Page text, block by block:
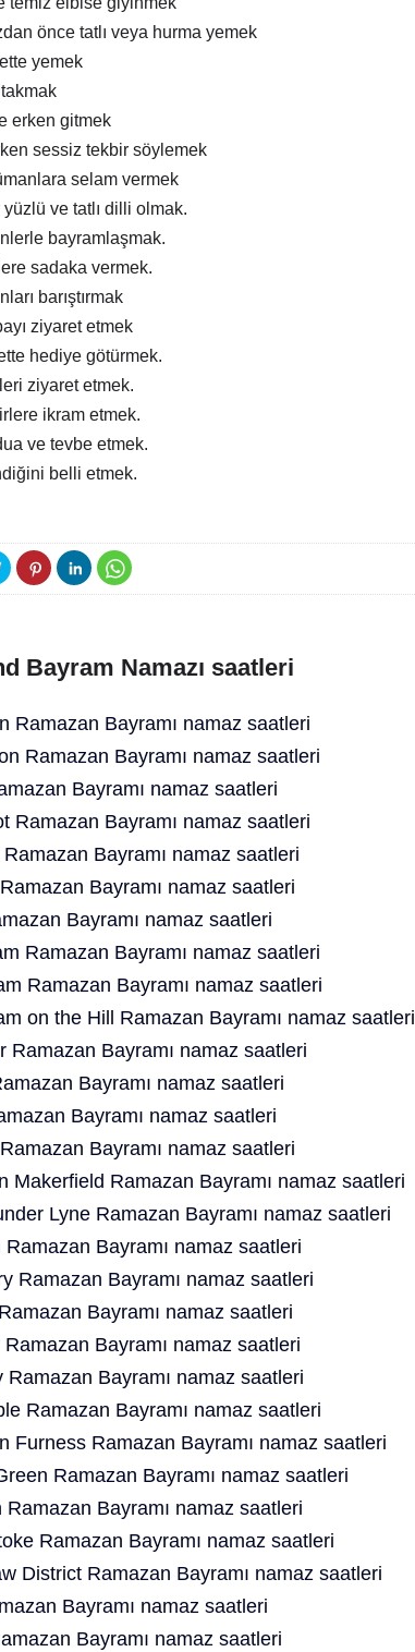
önce tatlı veya hurma yemek
yemek
erken gitmek
sessiz tekbir söylemek
selam vermek
ve tatlı dilli olmak.
bayramlaşmak.
sadaka vermek.
barıştırmak
ziyaret etmek
hediye götürmek.
ziyaret etmek.
ikram etmek.
ve tevbe etmek.
belli etmek.
Bayram Namazı saatleri
Ramazan Bayramı namaz saatleri
Ramazan Bayramı namaz saatleri
Bayramı namaz saatleri
Ramazan Bayramı namaz saatleri
Bayramı namaz saatleri
Bayramı namaz saatleri
Bayramı namaz saatleri
Ramazan Bayramı namaz saatleri
Ramazan Bayramı namaz saatleri
on the Hill Ramazan Bayramı namaz saatleri
Ramazan Bayramı namaz saatleri
Bayramı namaz saatleri
Bayramı namaz saatleri
Bayramı namaz saatleri
Makerfield Ramazan Bayramı namaz saatleri
Lyne Ramazan Bayramı namaz saatleri
Bayramı namaz saatleri
Ramazan Bayramı namaz saatleri
Bayramı namaz saatleri
Bayramı namaz saatleri
Ramazan Bayramı namaz saatleri
Ramazan Bayramı namaz saatleri
Furness Ramazan Bayramı namaz saatleri
Ramazan Bayramı namaz saatleri
Ramazan Bayramı namaz saatleri
Ramazan Bayramı namaz saatleri
District Ramazan Bayramı namaz saatleri
Bayramı namaz saatleri
Bayramı namaz saatleri